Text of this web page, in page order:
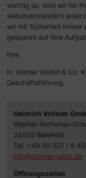
wichtig ist, sind wir für
selbstverständlich
wir mit Sicherheit immer
gespannt auf Ihre
Ihre
H. Vollmer GmbH & Co.
Geschäftsführung
Heinrich Vollmer
Walther-Rathenau-
33602 Bielefeld
Tel: +49 (0) 521 / 6
info@vollmer-sand.de
Öffnungszeiten